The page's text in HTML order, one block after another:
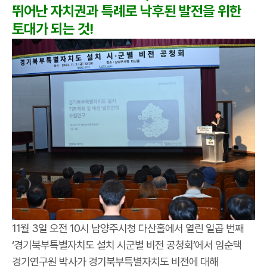
뛰어난 자치권과 특례로 낙후된 발전을 위한
토대가 되는 것!
11월 3일 오전 10시 남양주시청 다산홀에서 열린 일곱 번째
‘경기북부특별자치도 설치 시군별 비전 공청회’에서 임순택
경기연구원 박사가 경기북부특별자치도 비전에 대해